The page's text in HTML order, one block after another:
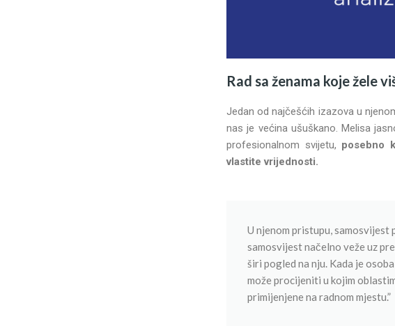
Rad sa ženama koje žele
Jedan od najčešćih izazova u
nas je većina ušuškano. Melisa
profesionalnom svijetu, posebno
vlastite vrijednosti.
U njenom pristupu,
samosvijest načelno veže uz
širi pogled na nju. Kada je
može procijeniti u kojim
primijenjene na radnom mjestu.”